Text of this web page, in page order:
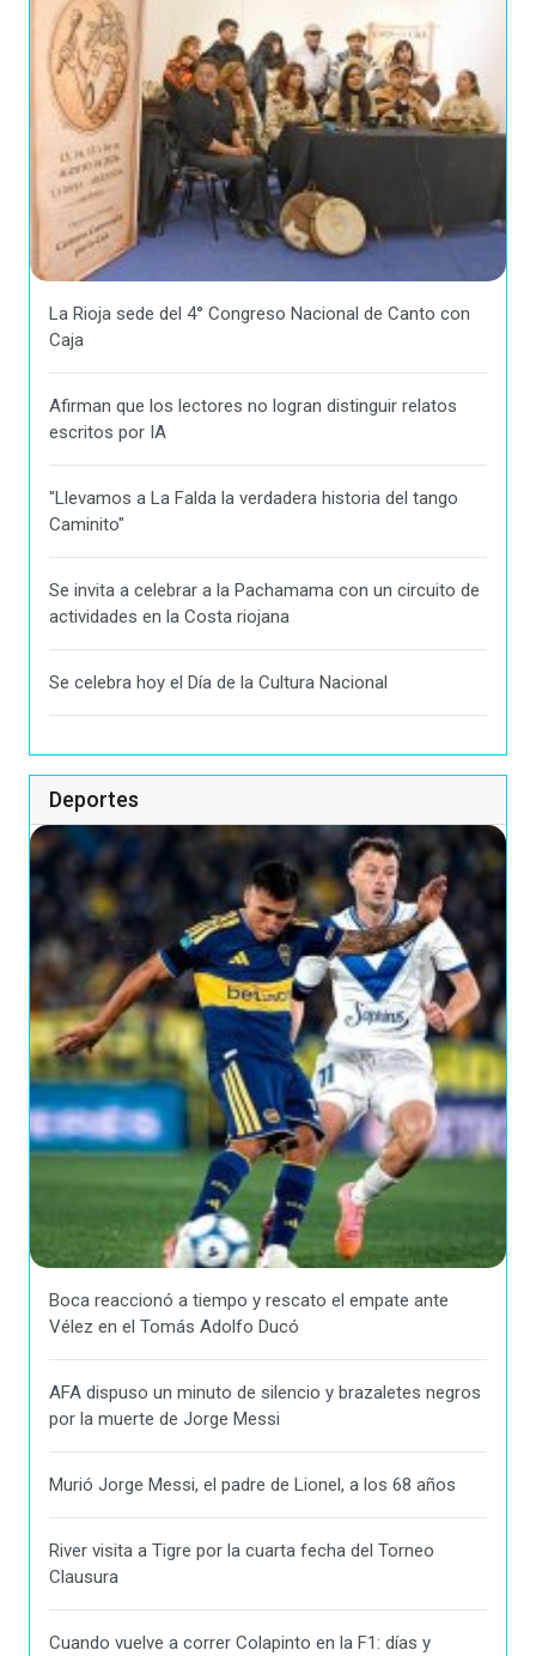
La Rioja sede del 4° Congreso Nacional de Canto con
Caja
Afirman que los lectores no logran distinguir relatos
escritos por IA
"Llevamos a La Falda la verdadera historia del tango
Caminito"
Se invita a celebrar a la Pachamama con un circuito de
actividades en la Costa riojana
Se celebra hoy el Día de la Cultura Nacional
Deportes
Boca reaccionó a tiempo y rescato el empate ante
Vélez en el Tomás Adolfo Ducó
AFA dispuso un minuto de silencio y brazaletes negros
por la muerte de Jorge Messi
Murió Jorge Messi, el padre de Lionel, a los 68 años
River visita a Tigre por la cuarta fecha del Torneo
Clausura
Cuando vuelve a correr Colapinto en la F1: días y